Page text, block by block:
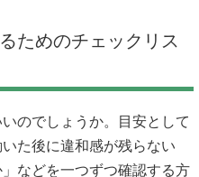
ためのチェックリス
のでしょうか。目安として
た後に違和感が残らない
などを一つずつ確認する方